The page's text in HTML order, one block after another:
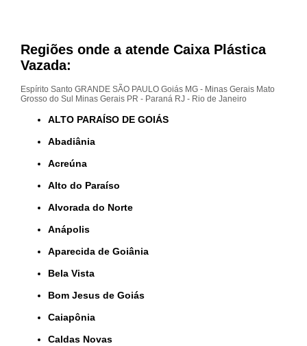
Regiões onde a atende Caixa Plástica
Vazada:
Espírito Santo GRANDE SÃO PAULO Goiás MG - Minas Gerais Mato
Grosso do Sul
Minas Gerais PR - Paraná RJ - Rio de Janeiro
ALTO PARAÍSO DE GOIÁS
Abadiânia
Acreúna
Alto do Paraíso
Alvorada do Norte
Anápolis
Aparecida de Goiânia
Bela Vista
Bom Jesus de Goiás
Caiapônia
Caldas Novas